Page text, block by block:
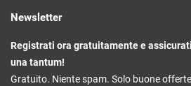
Newsletter
Registrati ora gratuitamente e
una tantum!
Gratuito. Niente spam. Solo buone